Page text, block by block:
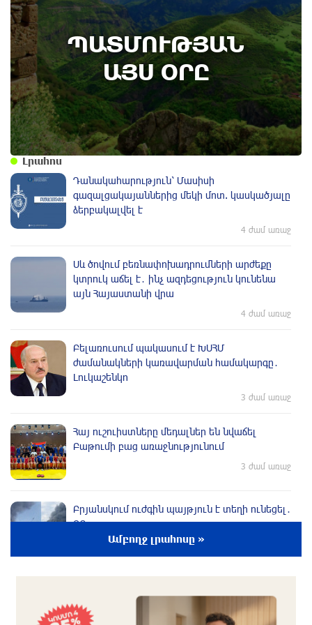
ՊԱՏՄՈՒԹՅԱՆ
ԱՅՍ ՕՐԸ
7th of August
Բոյակի ճակատամարտի օր. պատմության
այս օրը (7 օգոստոս)
Լրահոս
Դանակահարություն՝ Մասիսի
գազալցակայաններից մեկի մոտ. կասկածյալը
ձերբակալվել է
4 ժամ առաջ
Սև ծովում բեռնափոխադրումների արժեքը
կտրուկ աճել է․ ինչ ազդեցություն կունենա
այն Հայաստանի վրա
4 ժամ առաջ
Բելառուսում պակասում է ԽՍՀՄ
ժամանակների կառավարման համակարգը․
Լուկաշենկո
3 ժամ առաջ
Հայ ուշուիստները մեդալներ են նվաճել
Բաթումի բաց առաջնությունում
3 ժամ առաջ
Բրյանսկում ուժգին պայթյուն է տեղի ունեցել․
ՌԴ
մարզիչը նոր ազգային ընտրանի է գլխավորել
3 ժամ առաջ
Ամբողջ լրահոսը »